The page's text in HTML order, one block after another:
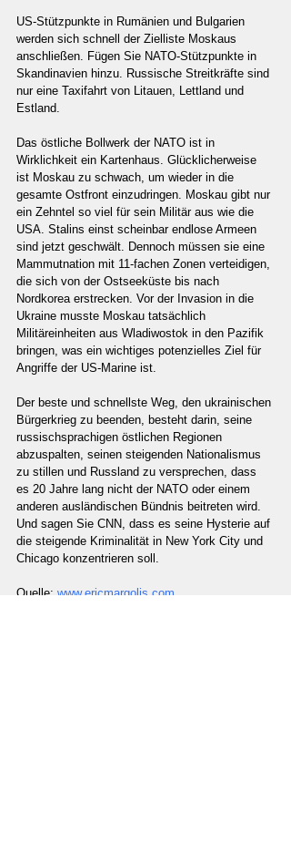
US-Stützpunkte in Rumänien und Bulgarien
werden sich schnell der Zielliste Moskaus
anschließen. Fügen Sie NATO-Stützpunkte in
Skandinavien hinzu. Russische Streitkräfte sind
nur eine Taxifahrt von Litauen, Lettland und
Estland.
Das östliche Bollwerk der NATO ist in
Wirklichkeit ein Kartenhaus. Glücklicherweise
ist Moskau zu schwach, um wieder in die
gesamte Ostfront einzudringen. Moskau gibt nur
ein Zehntel so viel für sein Militär aus wie die
USA. Stalins einst scheinbar endlose Armeen
sind jetzt geschwält. Dennoch müssen sie eine
Mammutnation mit 11-fachen Zonen verteidigen,
die sich von der Ostseeküste bis nach
Nordkorea erstrecken. Vor der Invasion in die
Ukraine musste Moskau tatsächlich
Militäreinheiten aus Wladiwostok in den Pazifik
bringen, was ein wichtiges potenzielles Ziel für
Angriffe der US-Marine ist.
Der beste und schnellste Weg, den ukrainischen
Bürgerkrieg zu beenden, besteht darin, seine
russischsprachigen östlichen Regionen
abzuspalten, seinen steigenden Nationalismus
zu stillen und Russland zu versprechen, dass
es 20 Jahre lang nicht der NATO oder einem
anderen ausländischen Bündnis beitreten wird.
Und sagen Sie CNN, dass es seine Hysterie auf
die steigende Kriminalität in New York City und
Chicago konzentrieren soll.
Quelle: www.ericmargolis.com